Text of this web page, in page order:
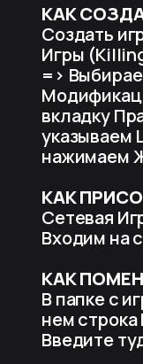
КАК
Создать
Игры
=>
вкладку
указываем
нажимаем
КАК
Сетевая
Входим на
КАК
В папке с
нем
Введите